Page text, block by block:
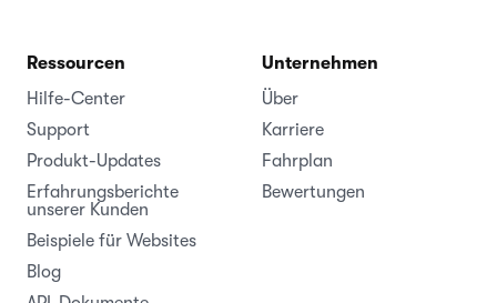
Ressourcen
Hilfe-Center
Support
Produkt-Updates
Erfahrungsberichte
unserer Kunden
Beispiele für Websites
Blog
Unternehmen
Über
Karriere
Fahrplan
Bewertungen